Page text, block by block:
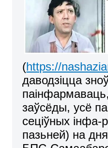
(https://
даводзіцца
заўсёды, усё
сеціўных інфа-
пазьней) на